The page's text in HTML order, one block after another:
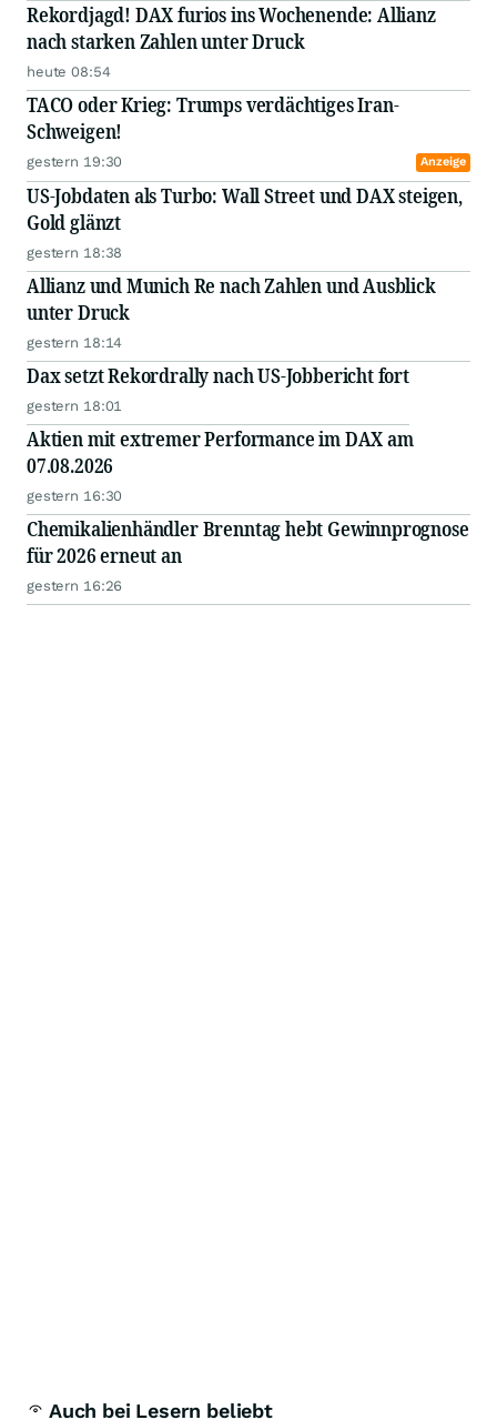
Rekordjagd! DAX furios ins Wochenende: Allianz
nach starken Zahlen unter Druck
heute 08:54
TACO oder Krieg: Trumps verdächtiges Iran-
Schweigen!
gestern 19:30 Anzeige
US-Jobdaten als Turbo: Wall Street und DAX steigen,
Gold glänzt
gestern 18:38
Allianz und Munich Re nach Zahlen und Ausblick
unter Druck
gestern 18:14
Dax setzt Rekordrally nach US-Jobbericht fort
gestern 18:01
Aktien mit extremer Performance im DAX am
07.08.2026
gestern 16:30
Chemikalienhändler Brenntag hebt Gewinnprognose
für 2026 erneut an
gestern 16:26
Auch bei Lesern beliebt